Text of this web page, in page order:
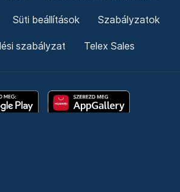
Süti beállítások Szabályzatok
szabályzat Telex Sales